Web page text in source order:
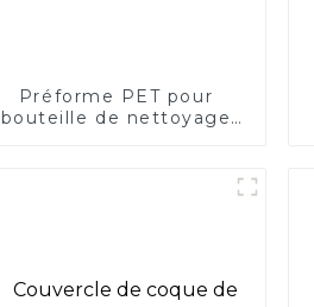
Préforme PET pour
bouteille de nettoyage